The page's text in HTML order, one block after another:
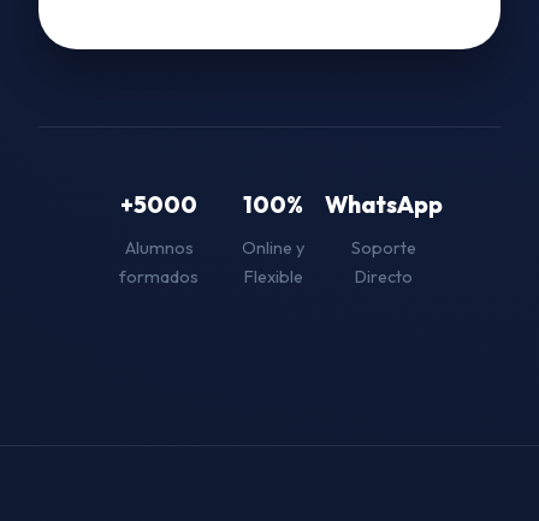
+5000
Alumnos
formados
100%
Online y
Flexible
WhatsApp
Soporte
Directo